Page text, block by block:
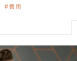
費用